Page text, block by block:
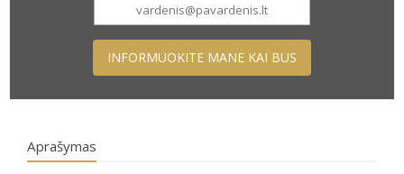
INFORMUOKITE MANE KAI BUS
Aprašymas